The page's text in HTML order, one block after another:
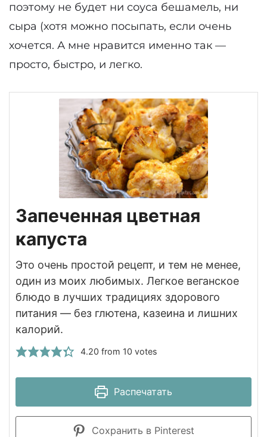
поэтому не будет ни соуса бешамель, ни
сыра (хотя можно посыпать, если очень
хочется. А мне нравится именно так —
просто, быстро, и легко.
Запеченная цветная
капуста
Это очень простой рецепт, и тем не менее,
один из моих любимых. Легкое веганское
блюдо в лучших традициях здорового
питания — без глютена, казеина и лишних
калорий.
4.20 from 10 votes
Распечатать
Сохранить в Pinterest